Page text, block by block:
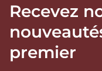
Recevez
premier